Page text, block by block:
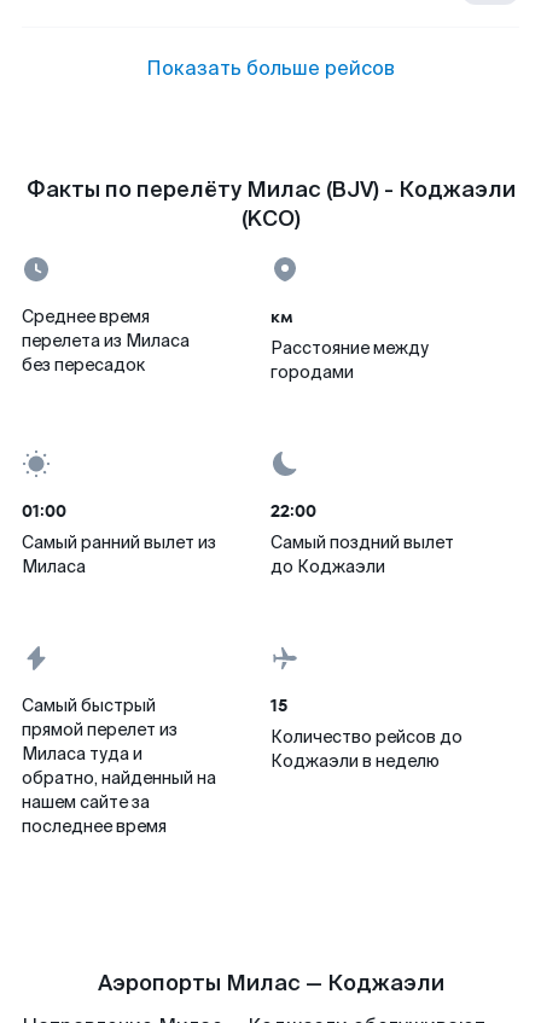
Показать больше рейсов
Факты по перелёту Милас (BJV) - Коджаэли
(KCO)
Среднее время
перелета из Миласа
без пересадок
км
Расстояние между
городами
01:00
Самый ранний вылет из
Миласа
22:00
Самый поздний вылет
до Коджаэли
Самый быстрый
прямой перелет из
Миласа туда и
обратно, найденный на
нашем сайте за
последнее время
15
Количество рейсов до
Коджаэли в неделю
Аэропорты Милас — Коджаэли